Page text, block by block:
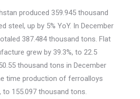
produced 359.945 thousand
steel, up by 5% YoY. In December
387.484 thousand tons. Flat
grew by 39.3%, to 22.5
thousand tons in December
time production of ferroalloys
to 155.097 thousand tons.